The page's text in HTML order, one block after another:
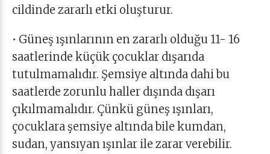
cildinde zararlı etki oluşturur.
• Güneş ışınlarının en zararlı olduğu 11- 16
saatlerinde küçük çocuklar dışarıda
tutulmamalıdır. Şemsiye altında dahi bu
saatlerde zorunlu haller dışında dışarı
çıkılmamalıdır. Çünkü güneş ışınları,
çocuklara şemsiye altında bile kumdan,
sudan, yansıyan ışınlar ile zarar verebilir.